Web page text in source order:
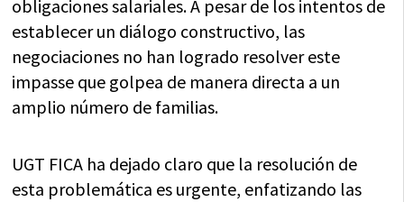
obligaciones salariales. A pesar de los intentos de
establecer un diálogo constructivo, las
negociaciones no han logrado resolver este
impasse que golpea de manera directa a un
amplio número de familias.
UGT FICA ha dejado claro que la resolución de
esta problemática es urgente, enfatizando las